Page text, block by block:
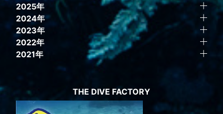
2025年
2024年
2023年
2022年
2021年
THE DIVE FACTORY